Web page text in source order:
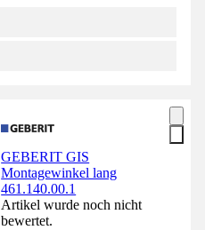
GEBERIT GIS
Montagewinkel lang
461.140.00.1
Artikel wurde noch nicht
bewertet.